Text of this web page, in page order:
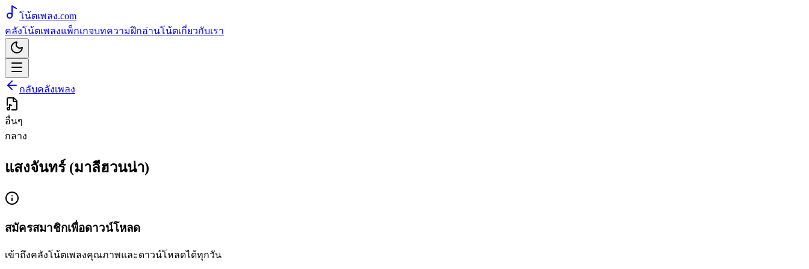
โน้ตเพลง.com
คลังโน้ตเพลงแพ็กเกจบทความฝึกอ่านโน้ตเกี่ยวกับเรา
กลับคลังเพลง
อื่นๆ
กลาง
แสงจันทร์ (มาลีฮวนน่า)
สมัครสมาชิกเพื่อดาวน์โหลด
เข้าถึงคลังโน้ตเพลงคุณภาพและดาวน์โหลดได้ทุกวัน